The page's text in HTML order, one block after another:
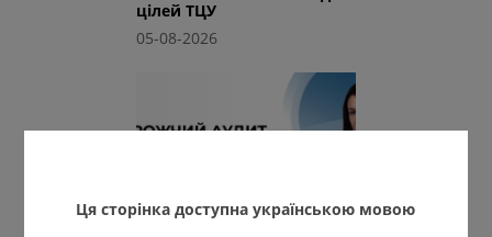
цілей ТЦУ
05-08-2026
Ця сторінка доступна українською мовою